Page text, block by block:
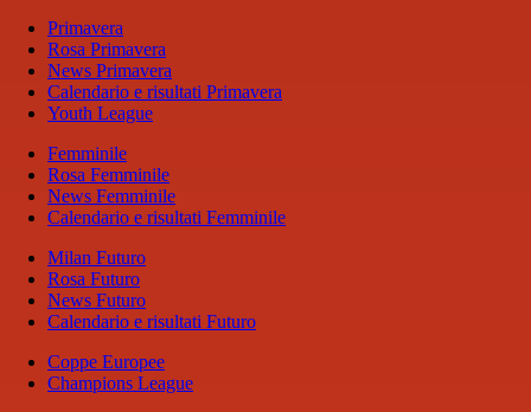
Primavera
Rosa Primavera
News Primavera
Calendario e risultati Primavera
Youth League
Femminile
Rosa Femminile
News Femminile
Calendario e risultati Femminile
Milan Futuro
Rosa Futuro
News Futuro
Calendario e risultati Futuro
Coppe Europee
Champions League